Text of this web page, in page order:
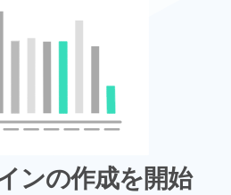
ンの作成を開始